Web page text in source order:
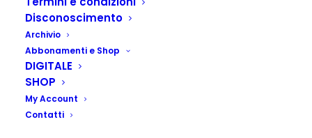
Disconoscimento
Archivio
Abbonamenti e Shop
DIGITALE
SHOP
My Account
Contatti
Articoli dell'autore
Il diritto soggettivo all’educazione